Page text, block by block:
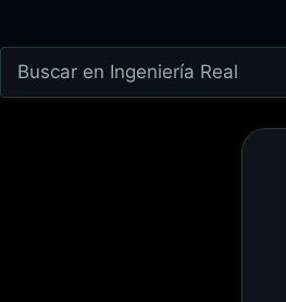
Buscar
en